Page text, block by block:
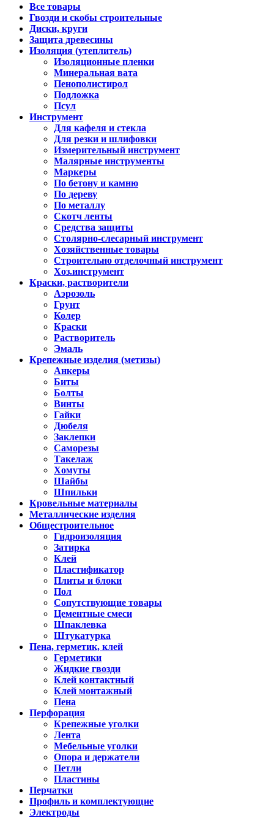
Все товары
Гвозди и скобы строительные
Диски, круги
Защита древесины
Изоляция (утеплитель)
Изоляционные пленки
Минеральная вата
Пенополистирол
Подложка
Псул
Инструмент
Для кафеля и стекла
Для резки и шлифовки
Измерительный инструмент
Малярные инструменты
Маркеры
По бетону и камню
По дереву
По металлу
Скотч ленты
Средства защиты
Столярно-слесарный инструмент
Хозяйственные товары
Строительно отделочный инструмент
Хоз.инструмент
Краски, растворители
Аэрозоль
Грунт
Колер
Краски
Растворитель
Эмаль
Крепежные изделия (метизы)
Анкеры
Биты
Болты
Винты
Гайки
Дюбеля
Заклепки
Саморезы
Такелаж
Хомуты
Шайбы
Шпильки
Кровельные материалы
Металлические изделия
Общестроительное
Гидроизоляция
Затирка
Клей
Пластификатор
Плиты и блоки
Пол
Сопутствующие товары
Цементные смеси
Шпаклевка
Штукатурка
Пена, герметик, клей
Герметики
Жидкие гвозди
Клей контактный
Клей монтажный
Пена
Перфорация
Крепежные уголки
Лента
Мебельные уголки
Опора и держатели
Петли
Пластины
Перчатки
Профиль и комплектующие
Электроды